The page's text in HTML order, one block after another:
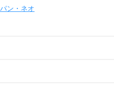
ン・ネオ